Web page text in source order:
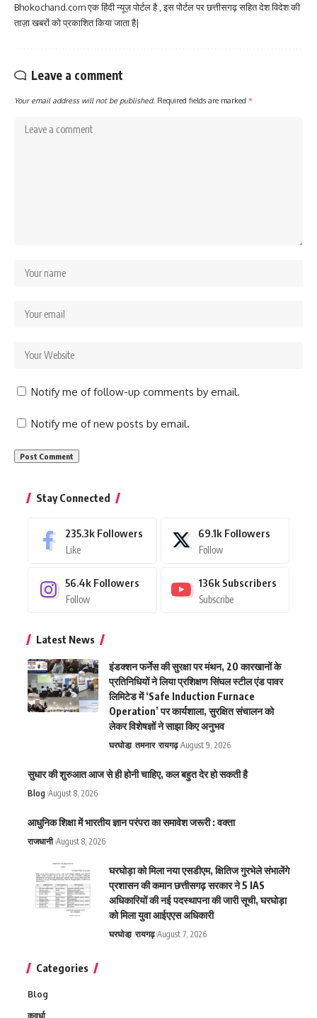
Bhokochand.com एक हिंदी न्यूज़ पोर्टल है , इस पोर्टल पर छत्तीसगढ़ सहित देश विदेश की
ताज़ा खबरों को प्रकाशित किया जाता है|
Leave a comment
Your email address will not be published. Required fields are marked *
Notify me of follow-up comments by email.
Notify me of new posts by email.
Stay Connected
235.3k Followers
Like
69.1k Followers
Follow
56.4k Followers
Follow
136k Subscribers
Subscribe
Latest News
इंडक्शन फर्नेस की सुरक्षा पर मंथन, 20 कारखानों के
प्रतिनिधियों ने लिया प्रशिक्षण सिंघल स्टील एंड पावर
लिमिटेड में ‘Safe Induction Furnace
Operation’ पर कार्यशाला, सुरक्षित संचालन को
लेकर विशेषज्ञों ने साझा किए अनुभव
घरघोडा़ तमनार रायगढ़ August 9, 2026
सुधार की शुरुआत आज से ही होनी चाहिए, कल बहुत देर हो सकती है
Blog August 8, 2026
आधुनिक शिक्षा में भारतीय ज्ञान परंपरा का समावेश जरूरी : वक्ता
राजधानी August 8, 2026
घरघोड़ा को मिला नया एसडीएम, क्षितिज गुरभेले संभालेंगे
प्रशासन की कमान छत्तीसगढ़ सरकार ने 5 IAS
अधिकारियों की नई पदस्थापना की जारी सूची, घरघोड़ा
को मिला युवा आईएएस अधिकारी
घरघोडा़ रायगढ़ August 7, 2026
Categories
Blog
कवर्धा